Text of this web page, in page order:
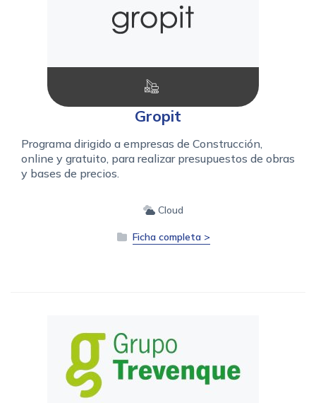
Gropit
Programa dirigido a empresas de Construcción,
online y gratuito, para realizar presupuestos de obras
y bases de precios.
Cloud
Ficha completa >